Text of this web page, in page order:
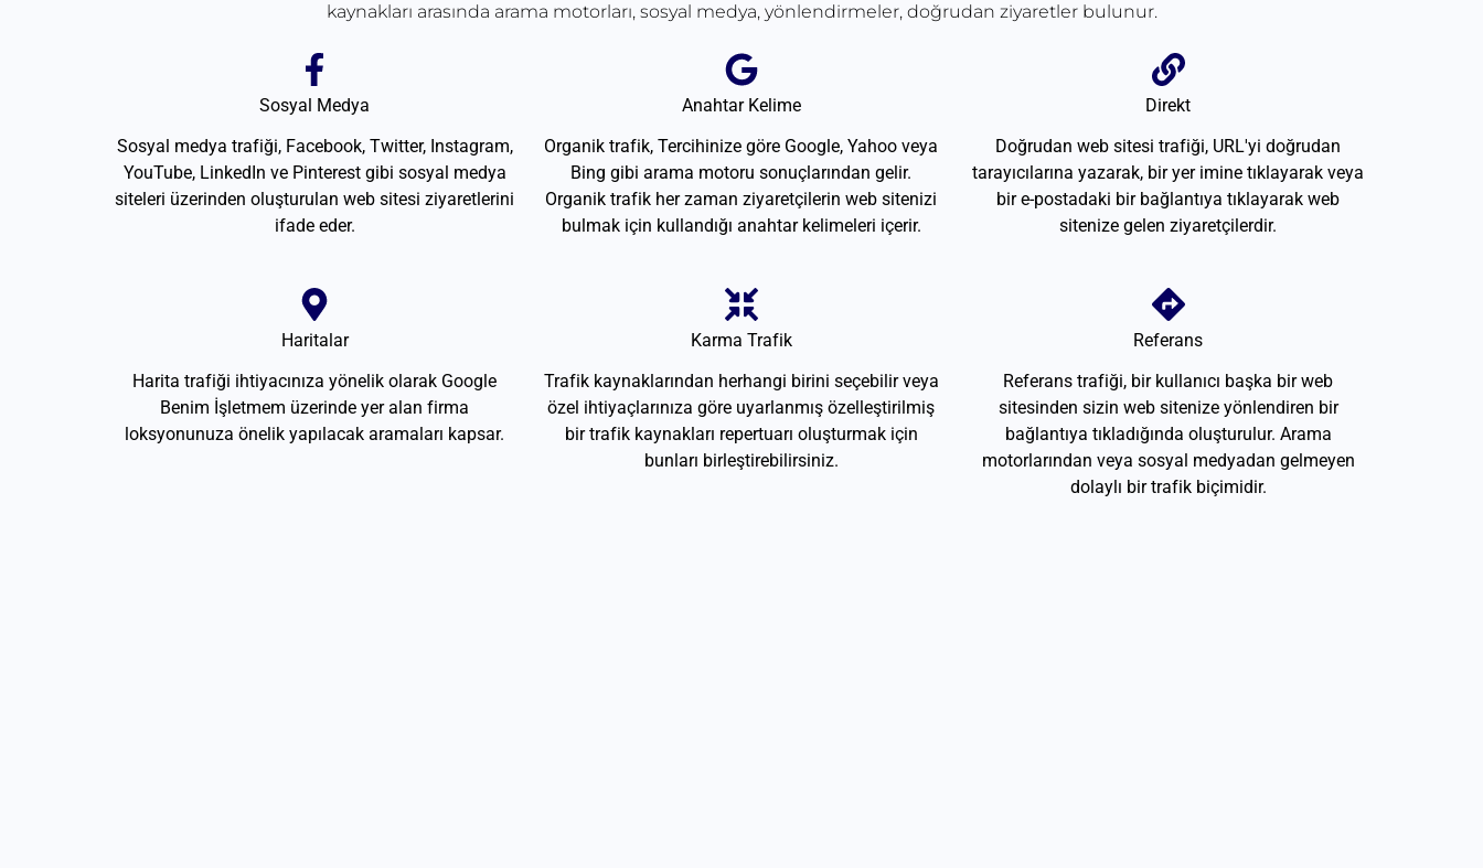
kaynakları arasında arama motorları, sosyal medya, yönlendirmeler, doğrudan ziyaretler bulunur.
Sosyal Medya
Sosyal medya trafiği, Facebook, Twitter, Instagram,
YouTube, LinkedIn ve Pinterest gibi sosyal medya
siteleri üzerinden oluşturulan web sitesi ziyaretlerini
ifade eder.
Anahtar Kelime
Organik trafik, Tercihinize göre Google, Yahoo veya
Bing gibi arama motoru sonuçlarından gelir.
Organik trafik her zaman ziyaretçilerin web sitenizi
bulmak için kullandığı anahtar kelimeleri içerir.
Direkt
Doğrudan web sitesi trafiği, URL'yi doğrudan
tarayıcılarına yazarak, bir yer imine tıklayarak veya
bir e-postadaki bir bağlantıya tıklayarak web
sitenize gelen ziyaretçilerdir.
Haritalar
Harita trafiği ihtiyacınıza yönelik olarak Google
Benim İşletmem üzerinde yer alan firma
loksyonunuza önelik yapılacak aramaları kapsar.
Karma Trafik
Trafik kaynaklarından herhangi birini seçebilir veya
özel ihtiyaçlarınıza göre uyarlanmış özelleştirilmiş
bir trafik kaynakları repertuarı oluşturmak için
bunları birleştirebilirsiniz.
Referans
Referans trafiği, bir kullanıcı başka bir web
sitesinden sizin web sitenize yönlendiren bir
bağlantıya tıkladığında oluşturulur. Arama
motorlarından veya sosyal medyadan gelmeyen
dolaylı bir trafik biçimidir.